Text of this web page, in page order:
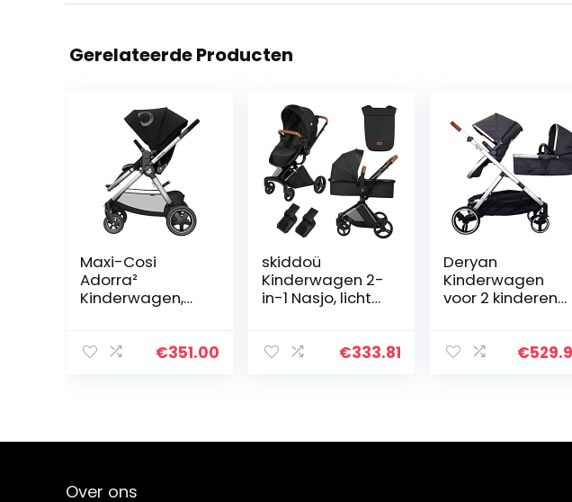
Gerelateerde Producten
Maxi-Cosi
Adorra²
Kinderwagen,
Kinderwagen 3
€351.00
skiddoü
Kinderwagen 2-
in-1 Nasjo, lichte
robuust
van…
€333.81
Deryan
Kinderwagen
voor 2 kinderen
peuters en€
Over ons